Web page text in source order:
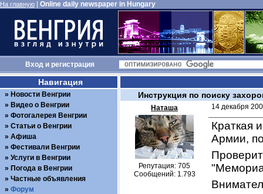
На главную Online daily newspaper in Hungary
Входи регистрация
Инструкция по поиску
Наташа
Репутация: 705
Сообщений: 1.793
14 декабря
Краткая
Армии,
Навигация
Новости Венгрии
Видео о Венгрии
Фотогалерея Венгрии
Статьи о Венгрии
Афиша
Фестивали Венгрии
Услуги в Венгрии
Погода в Венгрии
Частные объявления
Форум